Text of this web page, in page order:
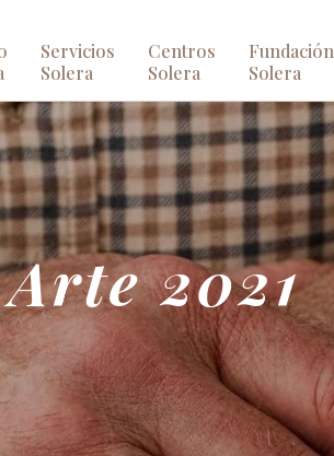
Servicios
Solera
Centros
Solera
Fundación
Solera
2021